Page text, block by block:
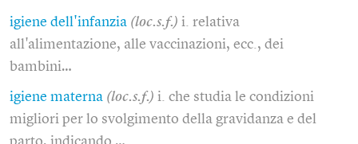
igiene dell'infanzia (loc.s.f.) i. relativa
all'alimentazione, alle vaccinazioni, ecc., dei
bambini…
igiene materna (loc.s.f.) i. che studia le condizioni
migliori per lo svolgimento della gravidanza e del